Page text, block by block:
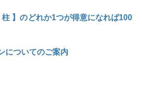
柱 】のどれか1つが得意になれば100
についてのご案内